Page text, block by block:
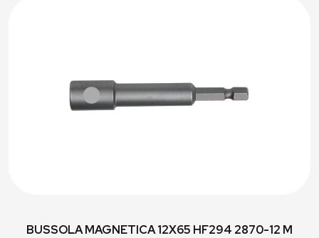
BUSSOLA MAGNETICA 12X65 HF294 2870-12 M